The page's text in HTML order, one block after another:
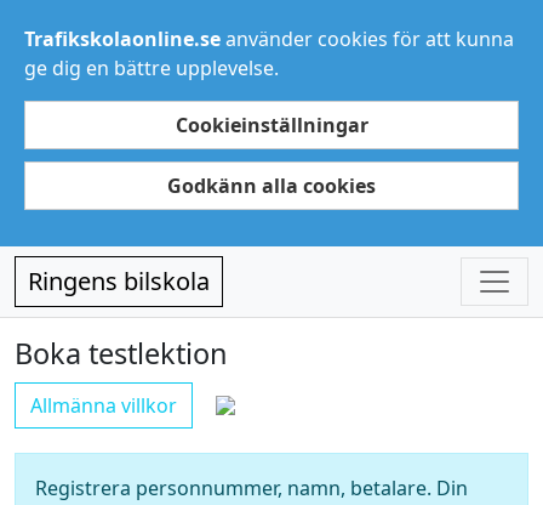
Trafikskolaonline.seanvänder cookies för att kunna
ge dig en bättre upplevelse.
Cookieinställningar
Godkänn alla cookies
Ringens bilskola
Boka testlektion
Allmänna villkor
Registrera personnummer, namn, betalare. Din